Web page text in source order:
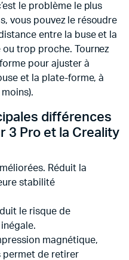
le problème le plus
vous pouvez le résoudre
entre la buse et la
trop proche. Tournez
pour ajuster à
et la plate-forme, à
différences
3 Pro et la Creality
Réduit la
stabilité
le risque de
magnétique,
permet de retirer